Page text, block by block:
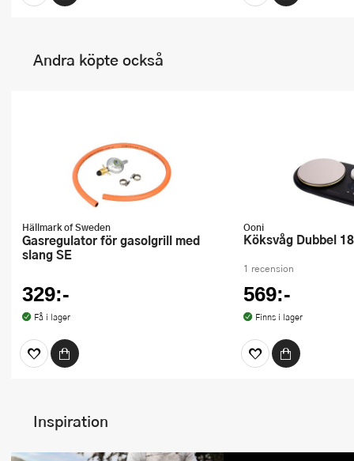
Andra köpte också
Hällmark of Sweden
Gasregulator för gasolgrill med
slang SE
329:-
Få i lager
Ooni
Köksvåg Dubbel
1 recension
569:-
Finns i lager
Inspiration